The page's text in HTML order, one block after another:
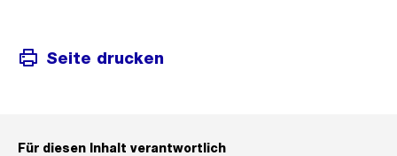
Seite drucken
Für diesen Inhalt verantwortlich